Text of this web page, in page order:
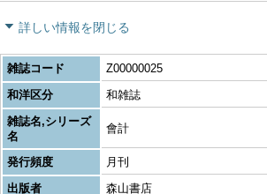
詳しい情報を閉じる
雑誌コード
Z00000025
和洋区分
和雑誌
雑誌名,シリーズ
名
會計
発行頻度
月刊
出版者
森山書店